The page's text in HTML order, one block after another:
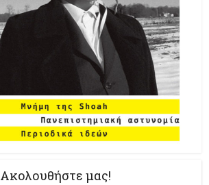
Ακολουθήστε μας!